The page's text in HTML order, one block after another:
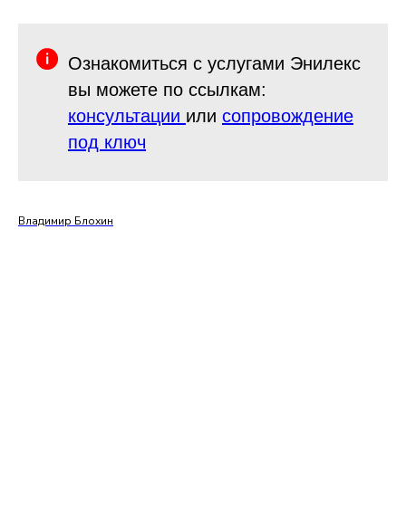
Ознакомиться с услугами Энилекс
вы можете по ссылкам:
консультации или сопровождение
под ключ
Владимир Блохин